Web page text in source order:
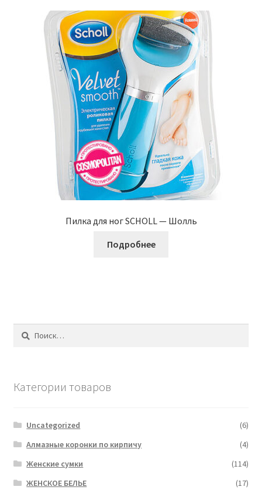
Пилка для ног SCHOLL — Шолль
Подробнее
Найти:
Категории товаров
Uncategorized
(6)
Алмазные коронки по кирпичу
(4)
Женские сумки
(114)
ЖЕНСКОЕ БЕЛЬЕ
(17)